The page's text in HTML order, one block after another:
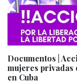
Documentos |
mujeres
en Cuba